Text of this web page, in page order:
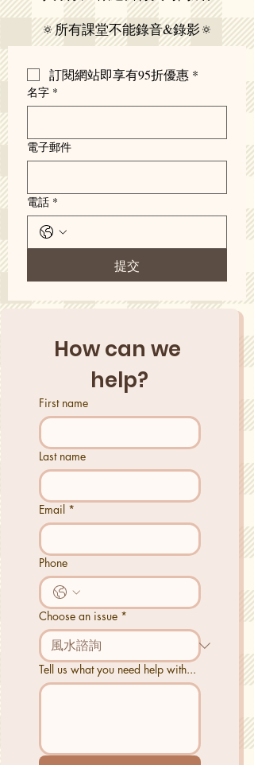
🌸2人或以上歡迎自行夾時間成班🌸
訂閱網站即享有95折優惠*
電話 *
How can we
help?
Phone
Choose an issue